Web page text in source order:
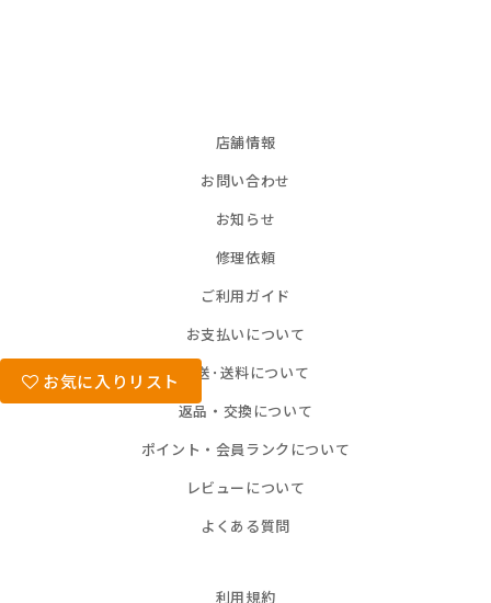
店舗情報
お問い合わせ
お知らせ
修理依頼
ご利用ガイド
お支払いについて
配送･送料について
返品・交換について
ポイント・会員ランクについて
レビューについて
よくある質問
利用規約
お気に入りリスト